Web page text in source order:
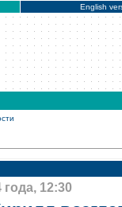
English
года, 12:30